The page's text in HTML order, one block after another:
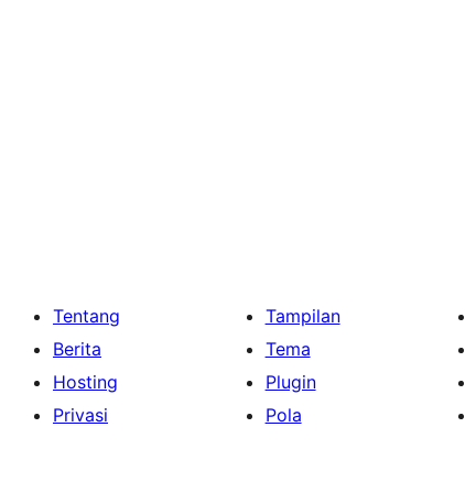
Tentang
Berita
Hosting
Privasi
Tampilan
Tema
Plugin
Pola